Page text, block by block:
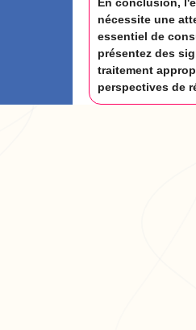
En conclusion,
nécessite une
essentiel de
présentez des
traitement
perspectives de